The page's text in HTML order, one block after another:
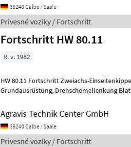
39240 Calbe / Saale
Privesné vozíky / Fortschritt
Fortschritt HW 80.11
R. v. 1982
HW 80.11 Fortschritt Zweiachs-Einseitenkipper HW 80.11 in
Grundausrüstung, Drehschemellenkung Blattfederung, 25 km/h
Agravis Technik Center GmbH
39240 Calbe / Saale
Privesné vozíky / Fortschritt